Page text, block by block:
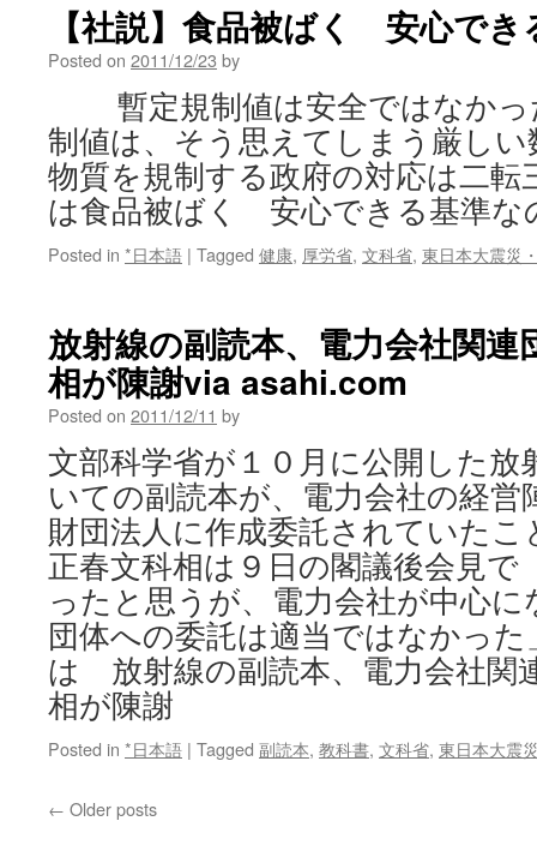
【社説】食品被ばく 安心でき
Posted on 2011/12/23 by
暫定規制値は安全ではなかっ
制値は、そう思えてしまう厳し
物質を規制する政府の対応は二転
は食品被ばく 安心できる基準な
Posted in *日本語 | Tagged 健康, 厚労省, 文科省, 東日本大震災
放射線の副読本、電力会社関
相が陳謝via asahi.com
Posted on 2011/12/11 by
文部科学省が１０月に公開した放
いての副読本が、電力会社の経
財団法人に作成委託されていた
正春文科相は９日の閣議後会見で
ったと思うが、電力会社が中心
団体への委託は適当ではなかっ
は 放射線の副読本、電力会社
相が陳謝
Posted in *日本語 | Tagged 副読本, 教科書, 文科省, 東日本大震
← Older posts